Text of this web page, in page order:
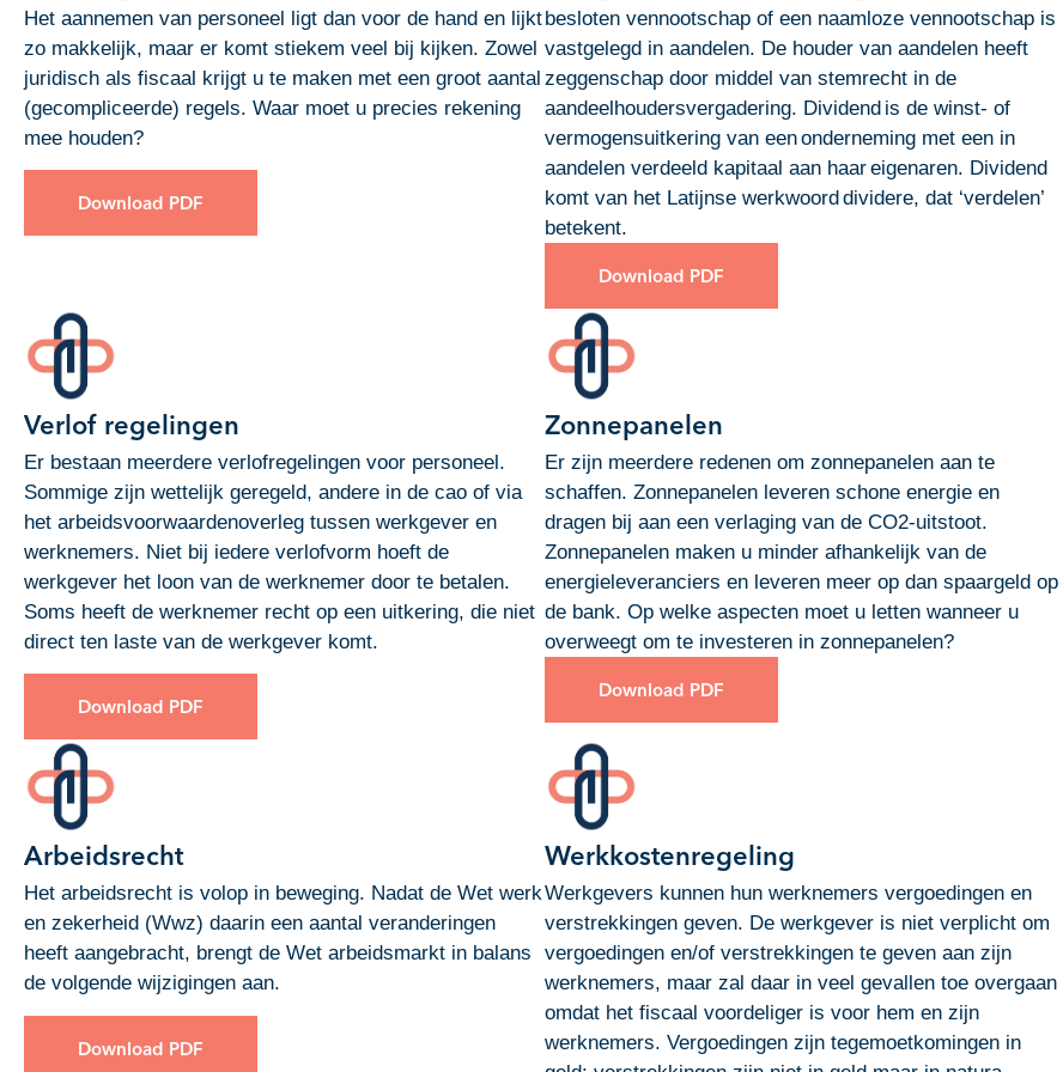
Het aannemen van personeel ligt dan voor de hand en lijkt
zo makkelijk, maar er komt stiekem veel bij kijken. Zowel
juridisch als fiscaal krijgt u te maken met een groot aantal
(gecompliceerde) regels. Waar moet u precies rekening
mee houden?
Download PDF
besloten vennootschap of een naamloze vennootschap is
vastgelegd in aandelen. De houder van aandelen heeft
zeggenschap door middel van stemrecht in de
aandeelhoudersvergadering. Dividend is de winst- of
vermogensuitkering van een onderneming met een in
aandelen verdeeld kapitaal aan haar eigenaren. Dividend
komt van het Latijnse werkwoord dividere, dat ‘verdelen’
betekent.
Download PDF
Verlof regelingen
Er bestaan meerdere verlofregelingen voor personeel.
Sommige zijn wettelijk geregeld, andere in de cao of via
het arbeidsvoorwaardenoverleg tussen werkgever en
werknemers. Niet bij iedere verlofvorm hoeft de
werkgever het loon van de werknemer door te betalen.
Soms heeft de werknemer recht op een uitkering, die niet
direct ten laste van de werkgever komt.
Download PDF
Zonnepanelen
Er zijn meerdere redenen om zonnepanelen aan te
schaffen. Zonnepanelen leveren schone energie en
dragen bij aan een verlaging van de CO2-uitstoot.
Zonnepanelen maken u minder afhankelijk van de
energieleveranciers en leveren meer op dan spaargeld op
de bank. Op welke aspecten moet u letten wanneer u
overweegt om te investeren in zonnepanelen?
Download PDF
Arbeidsrecht
Het arbeidsrecht is volop in beweging. Nadat de Wet werk
en zekerheid (Wwz) daarin een aantal veranderingen
heeft aangebracht, brengt de Wet arbeidsmarkt in balans
de volgende wijzigingen aan.
Download PDF
Werkkostenregeling
Werkgevers kunnen hun werknemers vergoedingen en
verstrekkingen geven. De werkgever is niet verplicht om
vergoedingen en/of verstrekkingen te geven aan zijn
werknemers, maar zal daar in veel gevallen toe overgaan
omdat het fiscaal voordeliger is voor hem en zijn
werknemers. Vergoedingen zijn tegemoetkomingen in